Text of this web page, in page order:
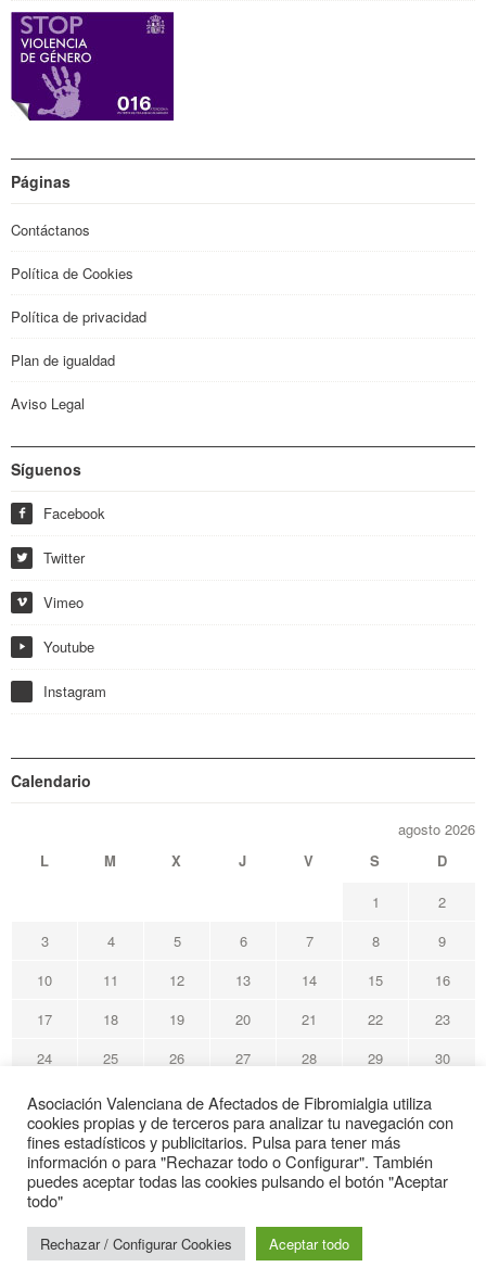
Páginas
Contáctanos
Política de Cookies
Política de privacidad
Plan de igualdad
Aviso Legal
Síguenos
f Facebook
w Twitter
i Vimeo
y Youtube
Instagram
Calendario
agosto 2026
L
M X J V S
D
1
2
3
4 5 6 7 8
9
10
11 12 13 14 15
16
17
18 19 20 21 22
23
24
25 26 27 28 29
30
31
« May
Avafi Asociación Valenciana de Afectados de Fibromialgia
Web de interés sanitario
Asociación Valenciana de Afectados de Fibromialgia utiliza
cookies propias y de terceros para analizar tu navegación con
fines estadísticos y publicitarios. Pulsa para tener más
información o para "Rechazar todo o Configurar". También
puedes aceptar todas las cookies pulsando el botón "Aceptar
todo"
Rechazar / Configurar Cookies Aceptar todo